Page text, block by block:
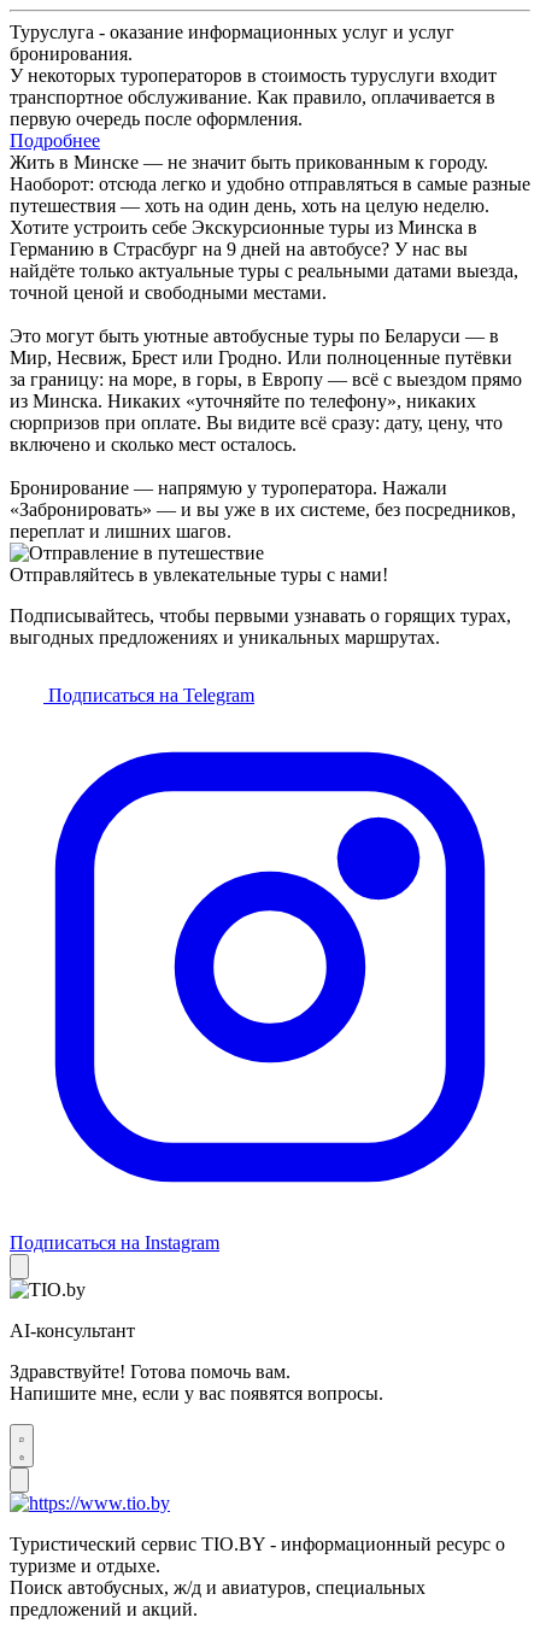
Туруслуга - оказание информационных услуг и услуг
бронирования.
У некоторых туроператоров в стоимость туруслуги входит
транспортное обслуживание. Как правило, оплачивается в
первую очередь после оформления.
Подробнее
Жить в Минске — не значит быть прикованным к городу.
Наоборот: отсюда легко и удобно отправляться в самые разные
путешествия — хоть на один день, хоть на целую неделю.
Хотите устроить себе Экскурсионные туры из Минска в
Германию в Страсбург на 9 дней на автобусе? У нас вы
найдёте только актуальные туры с реальными датами выезда,
точной ценой и свободными местами.
Это могут быть уютные автобусные туры по Беларуси — в
Мир, Несвиж, Брест или Гродно. Или полноценные путёвки
за границу: на море, в горы, в Европу — всё с выездом прямо
из Минска. Никаких «уточняйте по телефону», никаких
сюрпризов при оплате. Вы видите всё сразу: дату, цену, что
включено и сколько мест осталось.
Бронирование — напрямую у туроператора. Нажали
«Забронировать» — и вы уже в их системе, без посредников,
переплат и лишних шагов.
Отправляйтесь в увлекательные туры с нами!
Подписывайтесь, чтобы первыми узнавать о горящих турах,
выгодных предложениях и уникальных маршрутах.
Подписаться на Telegram
Подписаться на Instagram
AI-консультант
Здравствуйте! Готова помочь вам.
Напишите мне, если у вас появятся вопросы.
Туристический сервис TIO.BY - информационный ресурс о
туризме и отдыхе.
Поиск автобусных, ж/д и авиатуров, специальных
предложений и акций.